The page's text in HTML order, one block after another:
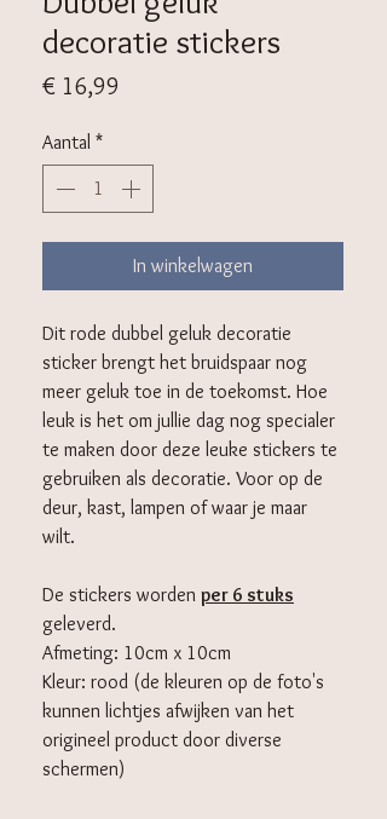
decoratie stickers
€ 16,99
Aantal *
In winkelwagen
Dit rode dubbel geluk decoratie
sticker brengt het bruidspaar nog
meer geluk toe in de toekomst. Hoe
leuk is het om jullie dag nog specialer
te maken door deze leuke stickers te
gebruiken als decoratie. Voor op de
deur, kast, lampen of waar je maar
wilt.
De stickers worden per 6 stuks
geleverd.
Afmeting: 10cm x 10cm
Kleur: rood (de kleuren op de foto's
kunnen lichtjes afwijken van het
origineel product door diverse
schermen)